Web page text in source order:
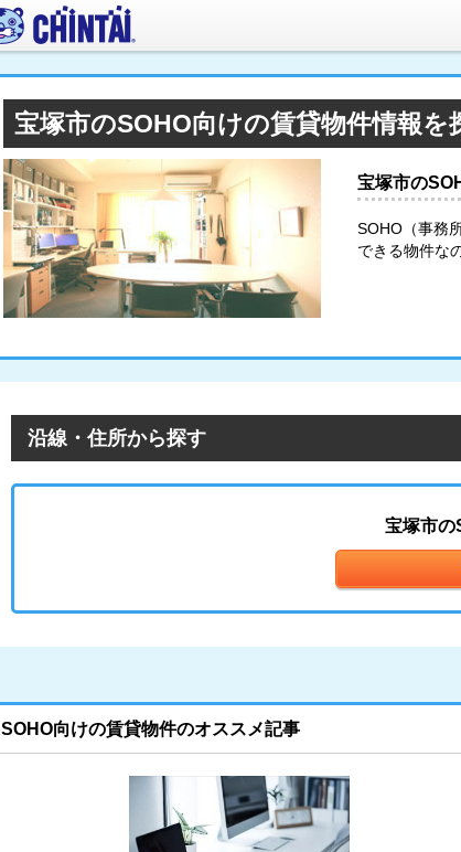
宝塚市のSOHO向けの賃貸物件情報を
宝塚市の
SOHO（事務
できる物件な
沿線・住所から探す
宝塚市の
SOHO向けの賃貸物件のオススメ記事